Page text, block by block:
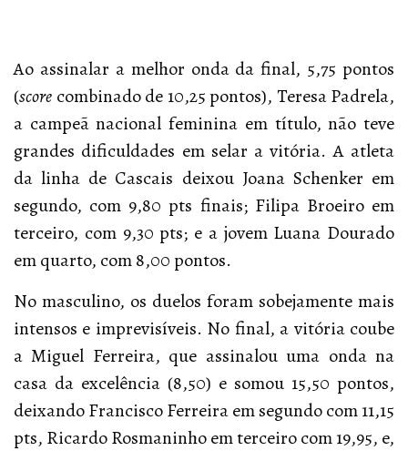
Ao assinalar a melhor onda da final, 5,75 pontos
(score combinado de 10,25 pontos), Teresa Padrela,
a campeã nacional feminina em título, não teve
grandes dificuldades em selar a vitória. A atleta
da linha de Cascais deixou Joana Schenker em
segundo, com 9,80 pts finais; Filipa Broeiro em
terceiro, com 9,30 pts; e a jovem Luana Dourado
em quarto, com 8,00 pontos.
No masculino, os duelos foram sobejamente mais
intensos e imprevisíveis. No final, a vitória coube
a Miguel Ferreira, que assinalou uma onda na
casa da excelência (8,50) e somou 15,50 pontos,
deixando Francisco Ferreira em segundo com 11,15
pts, Ricardo Rosmaninho em terceiro com 19,95, e,